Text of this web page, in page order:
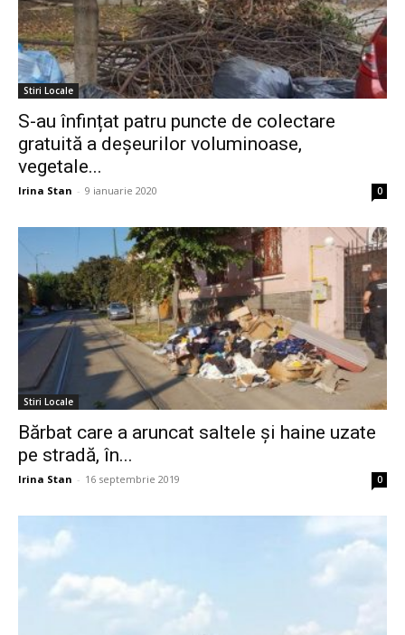
Stiri Locale
S-au înfințat patru puncte de colectare
gratuită a deșeurilor voluminoase,
vegetale...
Irina Stan - 9 ianuarie 2020 0
Stiri Locale
Bărbat care a aruncat saltele și haine uzate
pe stradă, în...
Irina Stan - 16 septembrie 2019 0